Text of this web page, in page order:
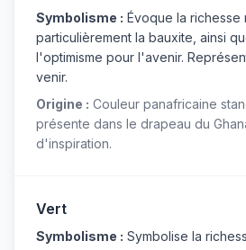
Symbolisme : Évoque la richesse
particulièrement la bauxite, ainsi
l'optimisme pour l'avenir.
venir.
Origine : Couleur panafricaine
présente dans le drapeau du
d'inspiration.
Vert
Symbolisme : Symbolise la